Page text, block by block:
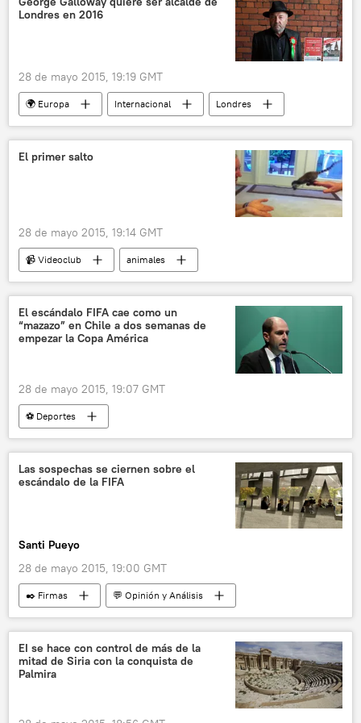
Asociación de Fútbol de Israel
Londres en 2016
28 de mayo 2015, 19:19 GMT
🌍 Europa Internacional
Londres
Reino Unido
George Galloway
Naz Shah
noticias
El primer salto
28 de mayo 2015, 19:14 GMT
📹 Videoclub animales
El escándalo FIFA cae como un
“mazazo” en Chile a dos semanas de
empezar la Copa América
28 de mayo 2015, 19:07 GMT
⚽ Deportes
Escándalo de corrupción en la FIFA
Juan Ignacio Gardella
Sergio Jadue
Danilo Díaz
FIFA
Las sospechas se ciernen sobre el
escándalo de la FIFA
Santi Pueyo
28 de mayo 2015, 19:00 GMT
✒️ Firmas
💬 Opinión y Análisis
Escándalo de corrupción en la FIFA
FIFA
corrupción
fútbol
EI se hace con control de más de la
mitad de Siria con la conquista de
Palmira